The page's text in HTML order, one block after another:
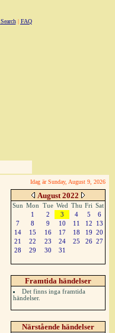
Search| FAQ
Idag är Sunday, August 9, 2026
August 2022
Sun Mon Tue Wed Thu Fri Sat
1
2 3 4 5
6
7
8 9 10 11 12
13
14
15 16 17 18 19 20
21
22 23 24 25 26 27
28
29 30 31
Framtida händelser
Det finns inga framtida
händelser.
Närstående händelser